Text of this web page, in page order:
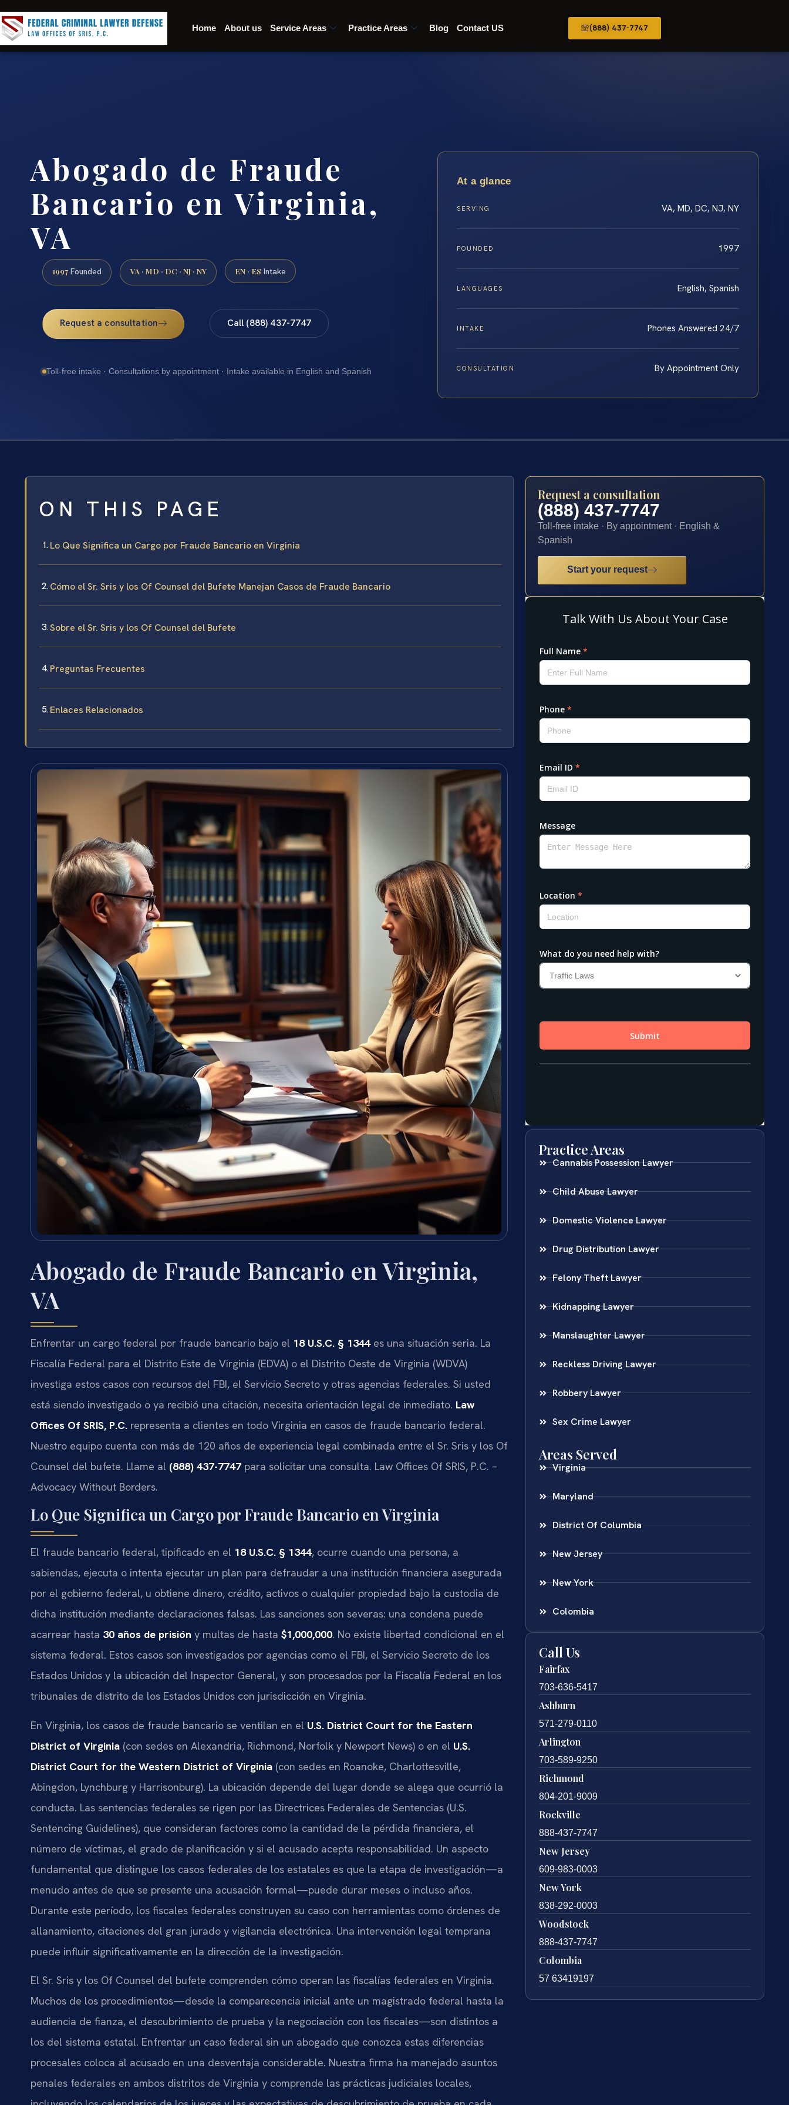
Home About us Service Areas Practice Areas Blog Contact US (888) 437-7747
Abogado de Fraude
Bancario en Virginia,
VA
1997 Founded VA · MD · DC · NJ · NY EN · ES Intake
Request a consultation Call (888) 437-7747
Toll-free intake · Consultations by appointment · Intake available in English and Spanish
At a glance
SERVING VA, MD, DC, NJ, NY
FOUNDED 1997
LANGUAGES English, Spanish
INTAKE Phones Answered 24/7
CONSULTATION By Appointment Only
ON THIS PAGE
Lo Que Significa un Cargo por Fraude Bancario en Virginia
Cómo el Sr. Sris y los Of Counsel del Bufete Manejan Casos de Fraude Bancario
Sobre el Sr. Sris y los Of Counsel del Bufete
Preguntas Frecuentes
Enlaces Relacionados
Abogado de Fraude Bancario en Virginia,
VA
Enfrentar un cargo federal por fraude bancario bajo el 18 U.S.C. § 1344es una situación seria. La
Fiscalía Federal para el Distrito Este de Virginia (EDVA) o el Distrito Oeste de Virginia (WDVA)
investiga estos casos con recursos del FBI, el Servicio Secreto y otras agencias federales. Si usted
está siendo investigado o ya recibió una citación, necesita orientación legal de inmediato. Law
Offices Of SRIS, P.C. representa a clientes en todo Virginia en casos de fraude bancario federal.
Nuestro equipo cuenta con más de 120 años de experiencia legal combinada entre el Sr. Sris y los Of
Counsel del bufete. Llame al (888) 437-7747 para solicitar una consulta. Law Offices Of SRIS, P.C. –
Advocacy Without Borders.
Lo Que Significa un Cargo por Fraude Bancario en Virginia
El fraude bancario federal, tipificado en el 18 U.S.C. § 1344, ocurre cuando una persona, a
sabiendas, ejecuta o intenta ejecutar un plan para defraudar a una institución financiera asegurada
por el gobierno federal, u obtiene dinero, crédito, activos o cualquier propiedad bajo la custodia de
dicha institución mediante declaraciones falsas. Las sanciones son severas: una condena puede
acarrear hasta 30 años de prisión y multas de hasta $1,000,000. No existe libertad condicional en el
sistema federal. Estos casos son investigados por agencias como el FBI, el Servicio Secreto de los
Estados Unidos y la ubicación del Inspector General, y son procesados por la Fiscalía Federal en los
tribunales de distrito de los Estados Unidos con jurisdicción en Virginia.
En Virginia, los casos de fraude bancario se ventilan en el U.S. District Court for the Eastern
District of Virginia (con sedes en Alexandria, Richmond, Norfolk y Newport News) o en el U.S.
District Court for the Western District of Virginia (con sedes en Roanoke, Charlottesville,
Abingdon, Lynchburg y Harrisonburg). La ubicación depende del lugar donde se alega que ocurrió la
conducta. Las sentencias federales se rigen por las Directrices Federales de Sentencias (U.S.
Sentencing Guidelines), que consideran factores como la cantidad de la pérdida financiera, el
número de víctimas, el grado de planificación y si el acusado acepta responsabilidad. Un aspecto
fundamental que distingue los casos federales de los estatales es que la etapa de investigación—a
menudo antes de que se presente una acusación formal—puede durar meses o incluso años.
Durante este período, los fiscales federales construyen su caso con herramientas como órdenes de
allanamiento, citaciones del gran jurado y vigilancia electrónica. Una intervención legal temprana
puede influir significativamente en la dirección de la investigación.
El Sr. Sris y los Of Counsel del bufete comprenden cómo operan las fiscalías federales en Virginia.
Muchos de los procedimientos—desde la comparecencia inicial ante un magistrado federal hasta la
audiencia de fianza, el descubrimiento de prueba y la negociación con los fiscales—son distintos a
los del sistema estatal. Enfrentar un caso federal sin un abogado que conozca estas diferencias
procesales coloca al acusado en una desventaja considerable. Nuestra firma ha manejado asuntos
penales federales en ambos distritos de Virginia y comprende las prácticas judiciales locales,
Request a consultation
(888) 437-7747
Toll-free intake · By appointment · English &
Spanish
Start your request
Practice Areas
Cannabis Possession Lawyer
Child Abuse Lawyer
Domestic Violence Lawyer
Drug Distribution Lawyer
Felony Theft Lawyer
Kidnapping Lawyer
Manslaughter Lawyer
Reckless Driving Lawyer
Robbery Lawyer
Sex Crime Lawyer
Areas Served
Virginia
Maryland
District Of Columbia
New Jersey
New York
Colombia
Call Us
Fairfax
703-636-5417
Ashburn
571-279-0110
Arlington
703-589-9250
Richmond
804-201-9009
Rockville
888-437-7747
New Jersey
609-983-0003
New York
838-292-0003
Woodstock
888-437-7747
Colombia
57 63419197